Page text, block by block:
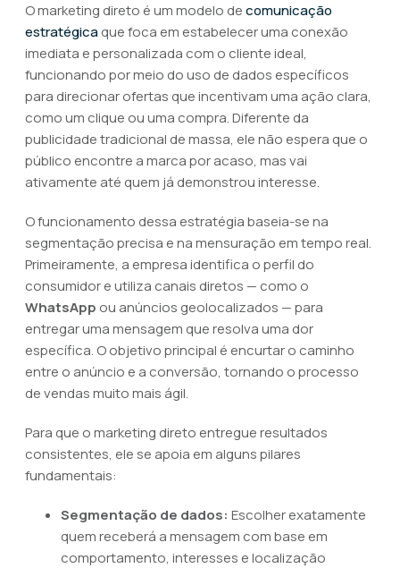
O marketing direto é um modelo decomunicação
estratégicaque foca em estabelecer uma conexão
imediata e personalizada com o cliente ideal,
funcionando por meio do uso de dados específicos
para direcionar ofertas que incentivam uma ação clara,
como um clique ou uma compra. Diferente da
publicidade tradicional de massa, ele não espera que o
público encontre a marca por acaso, mas vai
ativamente até quem já demonstrou interesse.
O funcionamento dessa estratégia baseia-se na
segmentação precisa e na mensuração em tempo real.
Primeiramente, a empresa identifica o perfil do
consumidor e utiliza canais diretos — como o
WhatsApp ou anúncios geolocalizados — para
entregar uma mensagem que resolva uma dor
específica. O objetivo principal é encurtar o caminho
entre o anúncio e a conversão, tornando o processo
de vendas muito mais ágil.
Para que o marketing direto entregue resultados
consistentes, ele se apoia em alguns pilares
fundamentais:
Segmentação de dados: Escolher exatamente
quem receberá a mensagem com base em
comportamento, interesses e localização